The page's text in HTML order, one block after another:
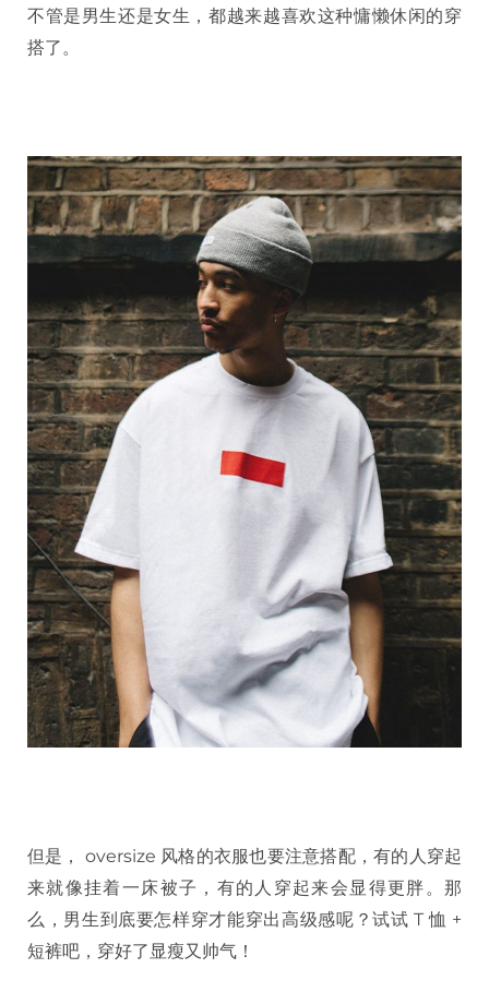
不管是男生还是女生，都越来越喜欢这种慵懒休闲的穿
搭了。
但是， oversize 风格的衣服也要注意搭配，有的人穿起
来就像挂着一床被子，有的人穿起来会显得更胖。那
么，男生到底要怎样穿才能穿出高级感呢？试试 T 恤 +
短裤吧，穿好了显瘦又帅气！